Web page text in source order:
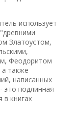
использует
Златоустом,
Феодоритом
также
написанных
подлинная
в книгах